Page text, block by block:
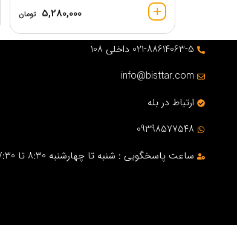
5,280,000 تومان
021-88614063-5 داخلی 108
info@bisttar.com
ارتباط در بله
09398577548
ساعت پاسخگویی : شنبه تا چهارشنبه 8:30 تا 17:30